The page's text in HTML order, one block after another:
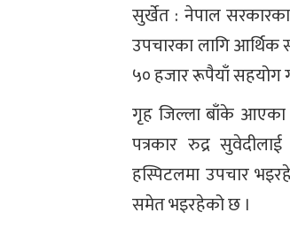
सुर्खेत : नेपाल सरकारका
उपचारका लागि आर्थिक
५० हजार रूपैयाँ सहयोग
गृह जिल्ला बाँके आएका
पत्रकार रुद्र
हस्पिटलमा उपचार
समेत भइरहेको छ ।